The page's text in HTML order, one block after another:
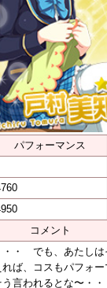
パフォーマンス
コメント
・ でも、あたしは
ば、コスもパフォ
言われるとな〜・・